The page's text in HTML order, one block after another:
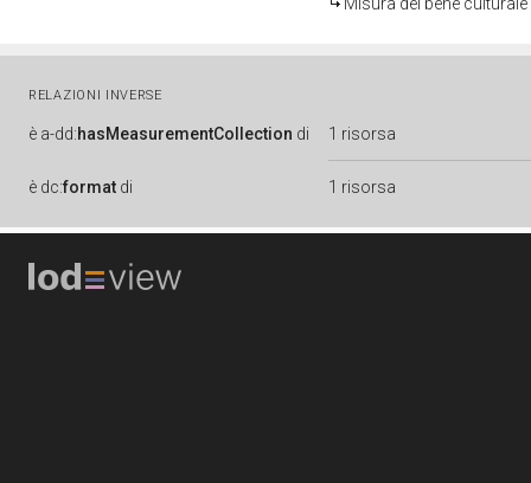
RELAZIONI INVERSE
è a-dd:hasMeasurementCollection di 1 risorsa
è dc:format di 1 risorsa